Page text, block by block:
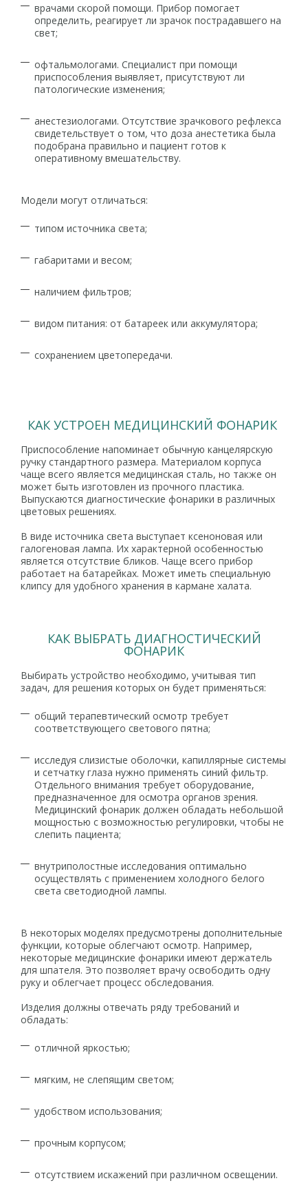
врачами скорой помощи. Прибор помогает
определить, реагирует ли зрачок пострадавшего на
свет;
офтальмологами. Специалист при помощи
приспособления выявляет, присутствуют ли
патологические изменения;
анестезиологами. Отсутствие зрачкового рефлекса
свидетельствует о том, что доза анестетика была
подобрана правильно и пациент готов к
оперативному вмешательству.
Модели могут отличаться:
типом источника света;
габаритами и весом;
наличием фильтров;
видом питания: от батареек или аккумулятора;
сохранением цветопередачи.
КАК УСТРОЕН МЕДИЦИНСКИЙ ФОНАРИК
Приспособление напоминает обычную канцелярскую
ручку стандартного размера. Материалом корпуса
чаще всего является медицинская сталь, но также он
может быть изготовлен из прочного пластика.
Выпускаются диагностические фонарики в различных
цветовых решениях.
В виде источника света выступает ксеноновая или
галогеновая лампа. Их характерной особенностью
является отсутствие бликов. Чаще всего прибор
работает на батарейках. Может иметь специальную
клипсу для удобного хранения в кармане халата.
КАК ВЫБРАТЬ ДИАГНОСТИЧЕСКИЙ
ФОНАРИК
Выбирать устройство необходимо, учитывая тип
задач, для решения которых он будет применяться:
общий терапевтический осмотр требует
соответствующего светового пятна;
исследуя слизистые оболочки, капиллярные системы
и сетчатку глаза нужно применять синий фильтр.
Отдельного внимания требует оборудование,
предназначенное для осмотра органов зрения.
Медицинский фонарик должен обладать небольшой
мощностью с возможностью регулировки, чтобы не
слепить пациента;
внутриполостные исследования оптимально
осуществлять с применением холодного белого
света светодиодной лампы.
В некоторых моделях предусмотрены дополнительные
функции, которые облегчают осмотр. Например,
некоторые медицинские фонарики имеют держатель
для шпателя. Это позволяет врачу освободить одну
руку и облегчает процесс обследования.
Изделия должны отвечать ряду требований и
обладать:
отличной яркостью;
мягким, не слепящим светом;
удобством использования;
прочным корпусом;
отсутствием искажений при различном освещении.